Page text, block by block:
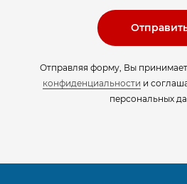
Отправляя форму, Вы
конфиденциальности и
персональных